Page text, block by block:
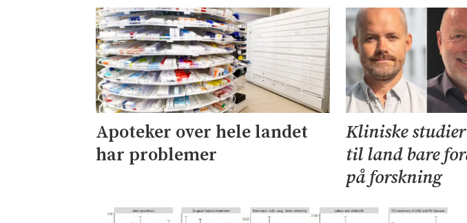
Apoteker over hele landet
har problemer
Kliniske
til land bare
på forskning